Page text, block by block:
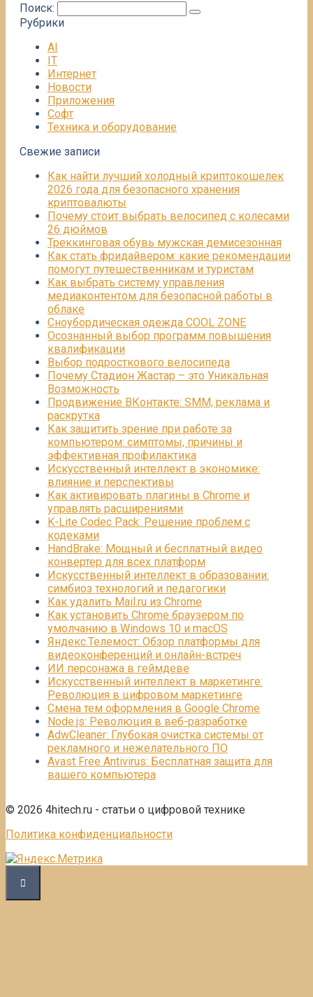
Поиск:
Рубрики
AI
IT
Интернет
Новости
Приложения
Софт
Техника и оборудование
Свежие записи
Как найти лучший холодный криптокошелек
2026 года для безопасного хранения
криптовалюты
Почему стоит выбрать велосипед с колесами
26 дюймов
Треккинговая обувь мужская демисезонная
Как стать фридайвером: какие рекомендации
помогут путешественникам и туристам
Как выбрать систему управления
медиаконтентом для безопасной работы в
облаке
Сноубордическая одежда COOL ZONE
Осознанный выбор программ повышения
квалификации
Выбор подросткового велосипеда
Почему Стадион Жастар – это Уникальная
Возможность
Продвижение ВКонтакте: SMM, реклама и
раскрутка
Как защитить зрение при работе за
компьютером: симптомы, причины и
эффективная профилактика
Искусственный интеллект в экономике:
влияние и перспективы
Как активировать плагины в Chrome и
управлять расширениями
K-Lite Codec Pack: Решение проблем с
кодеками
HandBrake: Мощный и бесплатный видео
конвертер для всех платформ
Искусственный интеллект в образовании:
симбиоз технологий и педагогики
Как удалить Mail.ru из Chrome
Как установить Chrome браузером по
умолчанию в Windows 10 и macOS
Яндекс.Телемост: Обзор платформы для
видеоконференций и онлайн-встреч
ИИ персонажа в геймдеве
Искусственный интеллект в маркетинге:
Революция в цифровом маркетинге
Смена тем оформления в Google Chrome
Node.js: Революция в веб-разработке
AdwCleaner: Глубокая очистка системы от
рекламного и нежелательного ПО
Avast Free Antivirus: Бесплатная защита для
вашего компьютера
© 2026 4hitech.ru - статьи о цифровой технике
Политика конфиденциальности